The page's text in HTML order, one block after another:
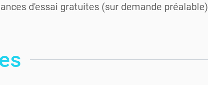
d'essai gratuites (sur demande préalable)